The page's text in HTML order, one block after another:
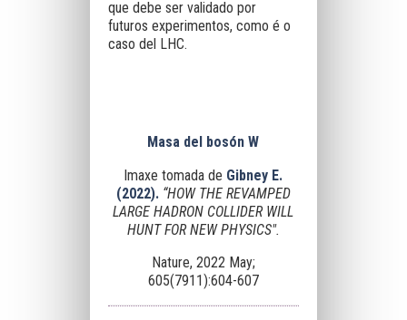
que debe ser validado por
futuros experimentos, como é o
caso del LHC.
Masa del bosón W
Imaxe tomada de Gibney E.
(2022).“HOW THE REVAMPED
LARGE HADRON COLLIDER WILL
HUNT FOR NEW PHYSICS".
Nature, 2022 May;
605(7911):604-607